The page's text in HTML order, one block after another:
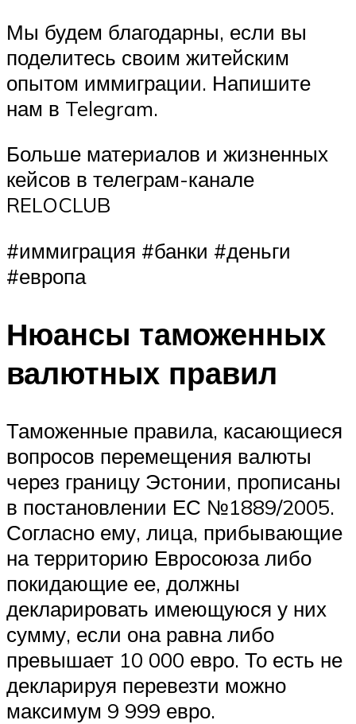
Мы будем благодарны, если вы
поделитесь своим житейским
опытом иммиграции. Напишите
нам в Telegram.
Больше материалов и жизненных
кейсов в телеграм-канале
RELOCLUB
#иммиграция #банки #деньги
#европа
Нюансы таможенных
валютных правил
Таможенные правила, касающиеся
вопросов перемещения валюты
через границу Эстонии, прописаны
в постановлении ЕС №1889/2005.
Согласно ему, лица, прибывающие
на территорию Евросоюза либо
покидающие ее, должны
декларировать имеющуюся у них
сумму, если она равна либо
превышает 10 000 евро. То есть не
декларируя перевезти можно
максимум 9 999 евро.